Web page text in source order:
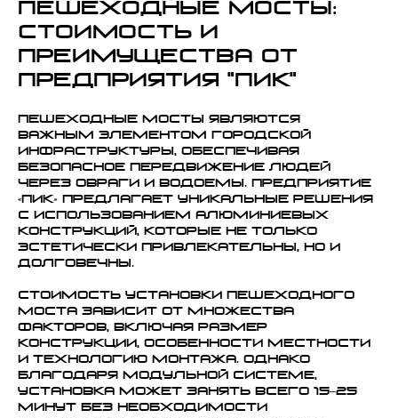
Пешеходные мосты:
стоимость и
преимущества от
Предприятия "ПИК"
Пешеходные мосты являются
важным элементом городской
инфраструктуры, обеспечивая
безопасное передвижение людей
через овраги и водоемы. Предприятие
«ПИК» предлагает уникальные решения
с использованием алюминиевых
конструкций, которые не только
эстетически привлекательны, но и
долговечны.
Стоимость установки пешеходного
моста зависит от множества
факторов, включая размер
конструкции, особенности местности
и технологию монтажа. Однако
благодаря модульной системе,
установка может занять всего 15–25
минут без необходимости